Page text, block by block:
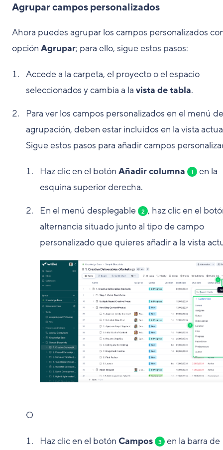
Agrupar campos personalizados
Ahora puedes agrupar los campos personalizados
opción Agrupar; para ello, sigue estos pasos:
Accede a la carpeta, el proyecto o el espacio
seleccionados y cambia a la vista de tabla.
Para ver los campos personalizados en el menú de
agrupación, deben estar incluidos en la vista
Sigue estos pasos para añadir campos
Haz clic en el botón Añadir columna 1
en la
esquina superior derecha.
En el menú desplegable
2 , haz clic en el
alternancia situado junto al tipo de campo
personalizado que quieres añadir a la vista
O
Haz clic en el botón Campos 3
en la barra de